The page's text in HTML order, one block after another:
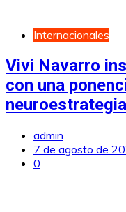
Internacionales
Vivi Navarro
con una
admin
7 de agosto de
0